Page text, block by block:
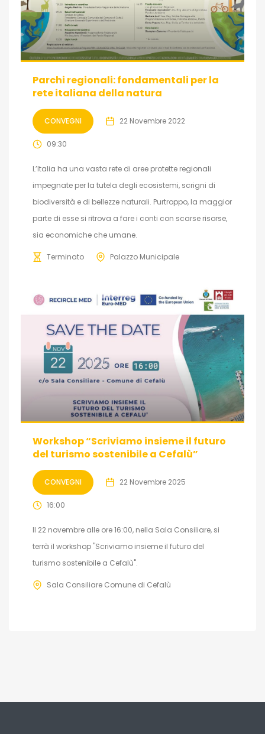
Parchi regionali: fondamentali per la
rete italiana della natura
CONVEGNI 22 Novembre 2022
09:30
L’Italia ha una vasta rete di aree protette regionali
impegnate per la tutela degli ecosistemi, scrigni di
biodiversità e di bellezze naturali. Purtroppo, la maggior
parte di esse si ritrova a fare i conti con scarse risorse,
sia economiche che umane.
Terminato Palazzo Municipale
Workshop “Scriviamo insieme il futuro
del turismo sostenibile a Cefalù”
CONVEGNI 22 Novembre 2025
16:00
Il 22 novembre alle ore 16:00, nella Sala Consiliare, si
terrà il workshop "Scriviamo insieme il futuro del
turismo sostenibile a Cefalù".
Sala Consiliare Comune di Cefalù